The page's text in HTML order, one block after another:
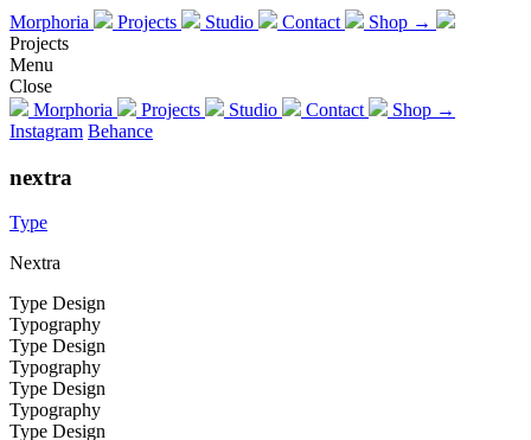
Morphoria Projects Studio Contact
Shop →
Projects
Menu
Close
Morphoria
Projects Studio Contact
Shop →
Instagram Behance
nextra
Type
Nextra
Type Design
Typography
Type Design
Typography
Type Design
Typography
Type Design